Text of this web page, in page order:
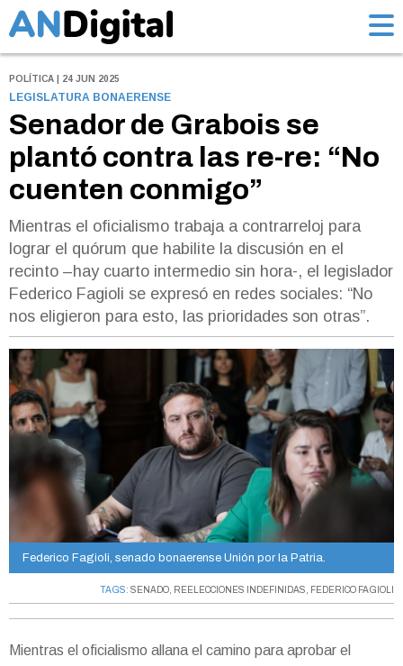
POLÍTICA | 24 JUN 2025
LEGISLATURA BONAERENSE
Senador de Grabois se
plantó contra las re-re: “No
cuenten conmigo”
Mientras el oficialismo trabaja a contrarreloj para
lograr el quórum que habilite la discusión en el
recinto –hay cuarto intermedio sin hora-, el legislador
Federico Fagioli se expresó en redes sociales: “No
nos eligieron para esto, las prioridades son otras”.
Federico Fagioli, senado bonaerense Unión por la Patria.
TAGS: SENADO, REELECCIONES INDEFINIDAS, FEDERICO FAGIOLI
Mientras el oficialismo allana el camino para aprobar el